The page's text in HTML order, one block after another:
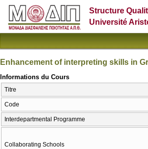
Structure
Université
Enhancement of interpreting skills in
Informations du Cours
Titre
Code
Interdepartmental Programme
Collaborating Schools